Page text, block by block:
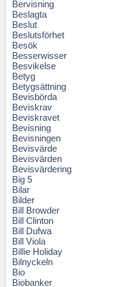
Bervisning
Beslagta
Beslut
Beslutsförhet
Besök
Besserwisser
Besvikelse
Betyg
Betygsättning
Bevisbörda
Beviskrav
Beviskravet
Bevisning
Bevisningen
Bevisvärde
Bevisvärden
Bevisvärdering
Big 5
Bilar
Bilder
Bill Browder
Bill Clinton
Bill Dufwa
Bill Viola
Billie Holiday
Bilnyckeln
Bio
Biobanker